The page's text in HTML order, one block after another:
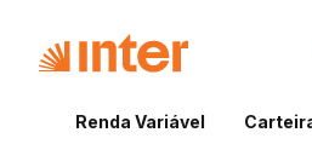
Renda Variável